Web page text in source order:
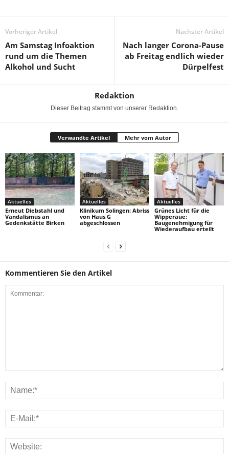
Vorheriger Artikel
Am Samstag Infoaktion
rund um die Themen
Alkohol und Sucht
Nächster Artikel
Nach langer Corona-Pause
ab Freitag endlich wieder
Dürpelfest
Redaktion
Dieser Beitrag stammt von unserer Redaktion.
Verwandte Artikel Mehr vom Autor
Aktuelles
Erneut Diebstahl und
Vandalismus an
Gedenkstätte Birken
Aktuelles
Klinikum Solingen: Abriss
von Haus G
abgeschlossen
Aktuelles
Grünes Licht für die
Wipperaue:
Baugenehmigung für
Wiederaufbau erteilt
Kommentieren Sie den Artikel